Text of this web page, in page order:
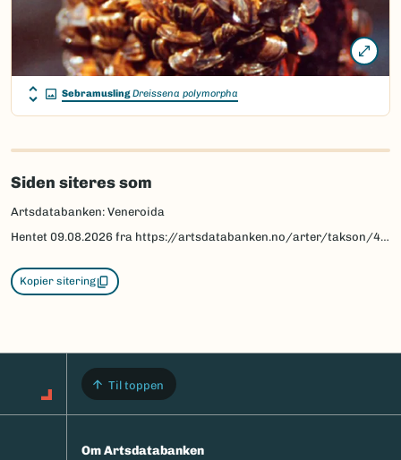
Sebramusling Dreissena polymorpha
Siden siteres som
Artsdatabanken: Veneroida
Hentet 09.08.2026 fra https://artsdatabanken.no/arter/takson/472
Kopier sitering
Til toppen
Om Artsdatabanken